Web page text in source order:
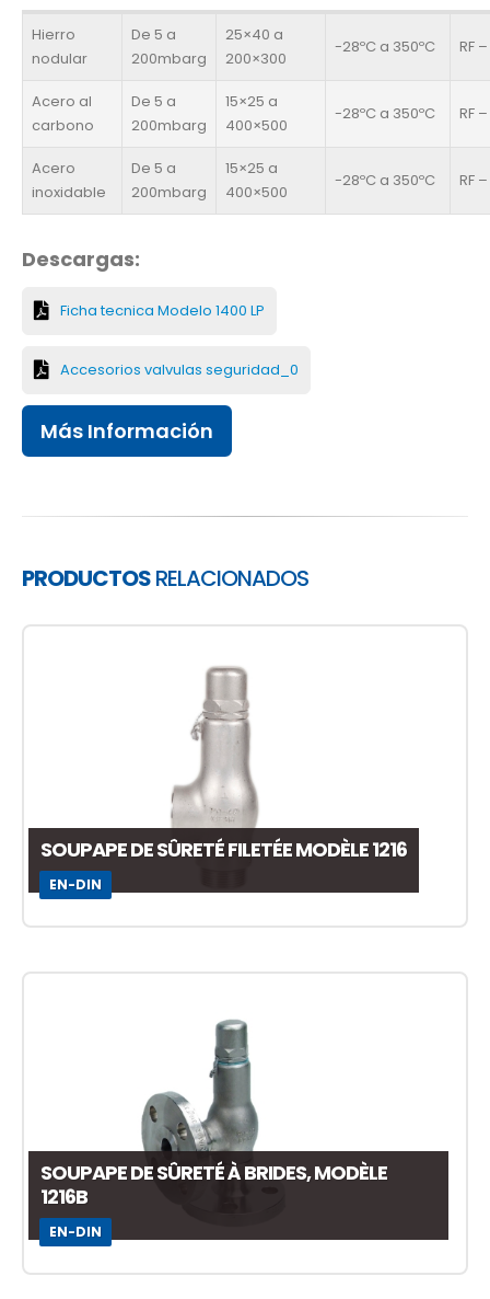
Hierro
nodular
De 5 a
200mbarg
25×40 a
200×300
-28ºC a 350ºC RF
Acero al
carbono
De 5 a
200mbarg
15×25 a
400×500
-28ºC a 350ºC RF –
Acero
inoxidable
De 5 a
200mbarg
15×25 a
400×500
-28ºC a 350ºC RF
Descargas:
Ficha tecnica Modelo 1400 LP
Accesorios valvulas seguridad_0
Más Información
PRODUCTOSRELACIONADOS
SOUPAPE DE SÛRETÉ FILETÉE MODÈLE 1216
EN-DIN
SOUPAPE DE SÛRETÉ À BRIDES, MODÈLE
1216B
EN-DIN